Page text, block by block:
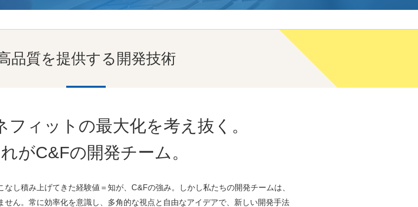
品質を提供する開発技術
フィットの最大化を考え抜く。
がC&Fの開発チーム。
なし積み上げてきた経験値＝知が、C&Fの強み。しかし私たちの開発チームは、
せん。常に効率化を意識し、多角的な視点と自由なアイデアで、新しい開発手法